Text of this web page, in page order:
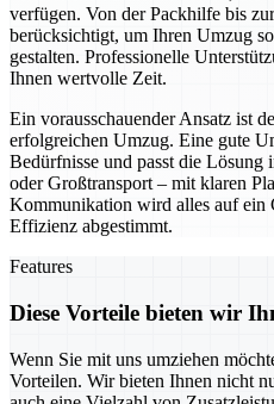
verfügen. Von der Packhilfe bis
berücksichtigt, um Ihren Umzug
gestalten. Professionelle
Ihnen wertvolle Zeit.
Ein vorausschauender Ansatz ist
erfolgreichen Umzug. Eine gute
Bedürfnisse und passt die
oder Großtransport – mit klaren
Kommunikation wird alles auf ein
Effizienz abgestimmt.
Features
Diese Vorteile bieten wir
Wenn Sie mit uns umziehen
Vorteilen. Wir bieten Ihnen nicht